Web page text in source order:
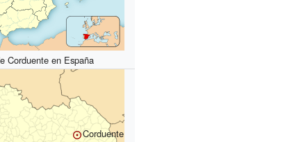
Corduente en España
Corduente